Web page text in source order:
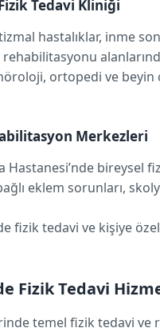
Tedavi Kliniği
hastalıklar, inme
rehabilitasyonu
ortopedi ve
Merkezleri
Hastanesi’nde bireysel
eklem sorunları,
fizik tedavi ve kişiye
Fizik Tedavi
temel fizik tedavi